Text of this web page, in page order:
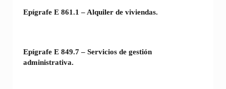
Epígrafe E 861.1 – Alquiler de viviendas.
Epígrafe E 849.7 – Servicios de gestión
administrativa.